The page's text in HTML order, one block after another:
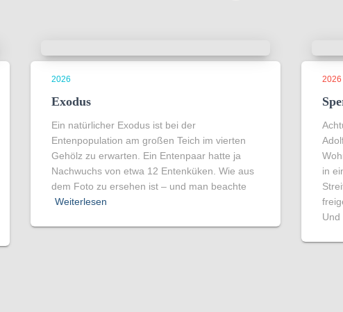
2026
Exodus
Ein natürlicher Exodus ist bei der
Entenpopulation am großen Teich im vierten
Gehölz zu erwarten. Ein Entenpaar hatte ja
Nachwuchs von etwa 12 Entenküken. Wie aus
dem Foto zu ersehen ist – und man beachte
Weiterlesen
2026
in
Und